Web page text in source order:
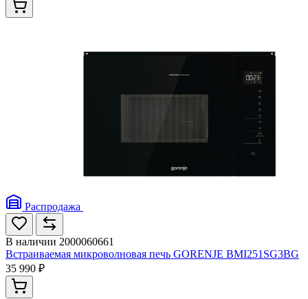
Распродажа
В наличии 2000060661
Встраиваемая микроволновая печь GORENJE BMI251SG3BG
35 990 ₽